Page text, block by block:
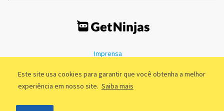
Este site usa cookies para garantir que você obtenha a melhor
experiência em nosso site. Saiba mais
Imprensa
Política de Privacidade